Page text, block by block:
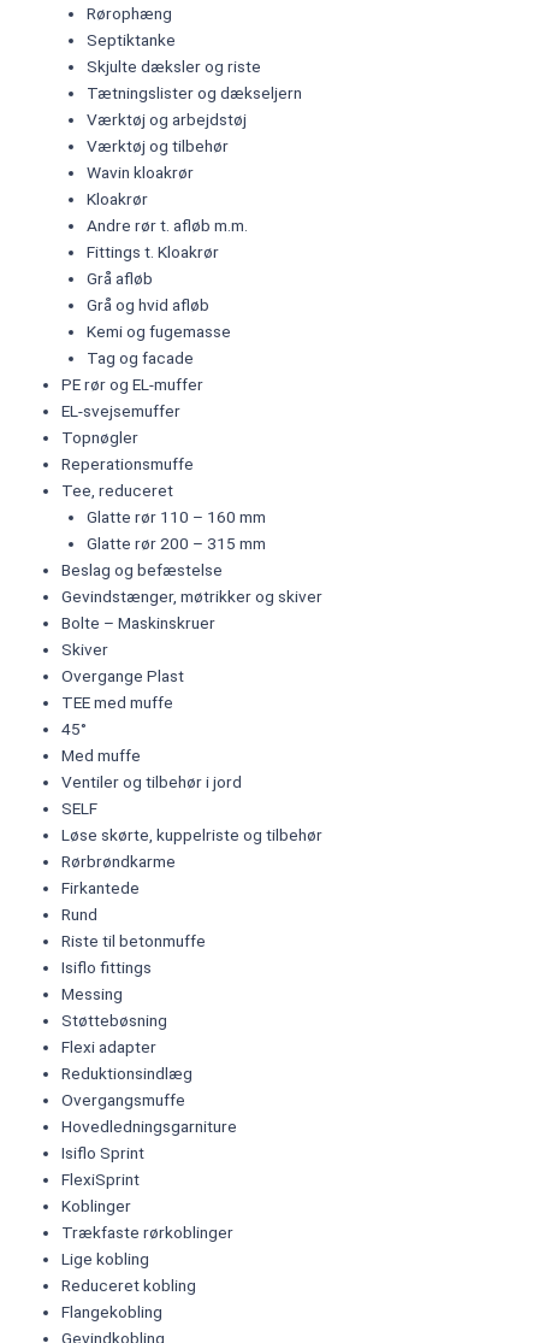
Rørophæng
Septiktanke
Skjulte dæksler og riste
Tætningslister og dækseljern​
Værktøj og arbejdstøj
Værktøj og tilbehør
Wavin kloakrør
Kloakrør
Andre rør t. afløb m.m.
Fittings t. Kloakrør
Grå afløb
Grå og hvid afløb
Kemi og fugemasse
Tag og facade
PE rør og EL-muffer
EL-svejsemuffer
Topnøgler
Reperationsmuffe
Tee, reduceret
Glatte rør 110 – 160 mm
Glatte rør 200 – 315 mm
Beslag og befæstelse
Gevindstænger, møtrikker og skiver
Bolte – Maskinskruer
Skiver
Overgange Plast
TEE med muffe
45°
Med muffe
Ventiler og tilbehør i jord
SELF
Løse skørte, kuppelriste og tilbehør
Rørbrøndkarme
Firkantede
Rund
Riste til betonmuffe
Isiflo fittings
Messing
Støttebøsning
Flexi adapter
Reduktionsindlæg
Overgangsmuffe
Hovedledningsgarniture
Isiflo Sprint
FlexiSprint
Koblinger
Trækfaste rørkoblinger
Lige kobling
Reduceret kobling
Flangekobling
Gevindkobling